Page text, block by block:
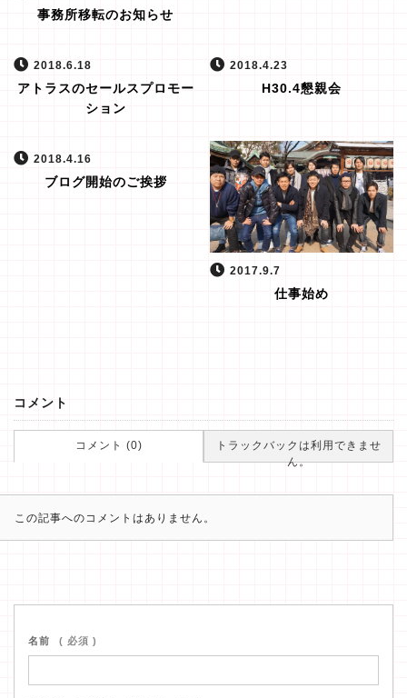
事務所移転のお知らせ
2018.6.18
アトラスのセールスプロモー
ション
2018.4.23
H30.4懇親会
2018.4.16
ブログ開始のご挨拶
2017.9.7
仕事始め
コメント
コメント (0)
トラックバックは利用できませ
ん。
この記事へのコメントはありません。
名前 ( 必須 )